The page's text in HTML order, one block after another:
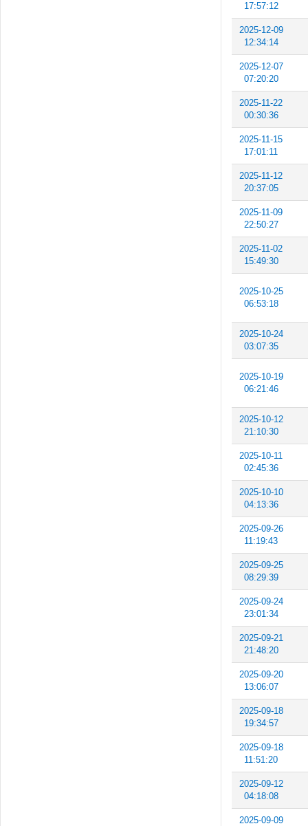
17:57:12
2025-12-09
12:34:14
2025-12-07
07:20:20
2025-11-22
00:30:36
2025-11-15
17:01:11
2025-11-12
20:37:05
2025-11-09
22:50:27
2025-11-02
15:49:30
2025-10-25
06:53:18
2025-10-24
03:07:35
2025-10-19
06:21:46
2025-10-12
21:10:30
2025-10-11
02:45:36
2025-10-10
04:13:36
2025-09-26
11:19:43
2025-09-25
08:29:39
2025-09-24
23:01:34
2025-09-21
21:48:20
2025-09-20
13:06:07
2025-09-18
19:34:57
2025-09-18
11:51:20
2025-09-12
04:18:08
2025-09-09